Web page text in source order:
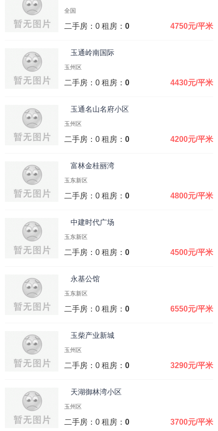
全国
二手房：0 租房： 0 4750元/平米
玉通岭南国际
玉州区
二手房：0 租房： 0 4430元/平米
玉通名山名府小区
玉州区
二手房：0 租房： 0 4200元/平米
富林金桂丽湾
玉东新区
二手房：0 租房： 0 4800元/平米
中建时代广场
玉东新区
二手房：0 租房： 0 4500元/平米
永基公馆
玉东新区
二手房：0 租房： 0 6550元/平米
玉柴产业新城
玉州区
二手房：0 租房： 0 3290元/平米
天湖御林湾小区
玉州区
二手房：0 租房： 0 3700元/平米